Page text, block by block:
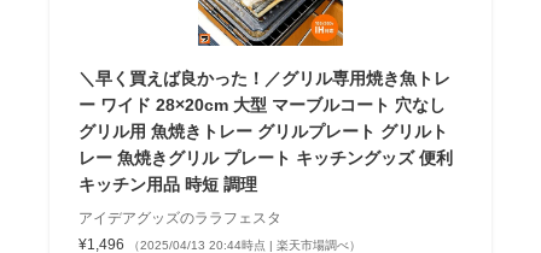
＼早く買えば良かった！／グリル専用焼き魚トレ
ー ワイド 28×20cm 大型 マーブルコート 穴なし
グリル用 魚焼きトレー グリルプレート グリルト
レー 魚焼きグリル プレート キッチングッズ 便利
キッチン用品 時短 調理
アイデアグッズのララフェスタ
¥1,496
（2025/04/13 20:44時点 | 楽天市場調べ）